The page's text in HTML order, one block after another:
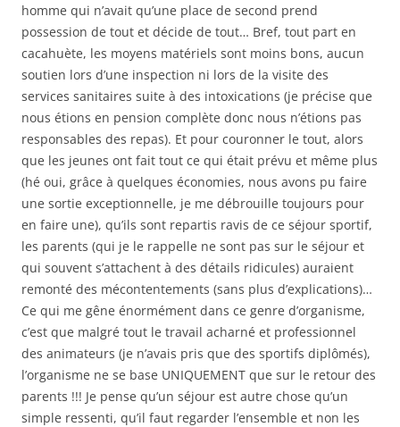
homme qui n’avait qu’une place de second prend
possession de tout et décide de tout… Bref, tout part en
cacahuète, les moyens matériels sont moins bons, aucun
soutien lors d’une inspection ni lors de la visite des
services sanitaires suite à des intoxications (je précise que
nous étions en pension complète donc nous n’étions pas
responsables des repas). Et pour couronner le tout, alors
que les jeunes ont fait tout ce qui était prévu et même plus
(hé oui, grâce à quelques économies, nous avons pu faire
une sortie exceptionnelle, je me débrouille toujours pour
en faire une), qu’ils sont repartis ravis de ce séjour sportif,
les parents (qui je le rappelle ne sont pas sur le séjour et
qui souvent s’attachent à des détails ridicules) auraient
remonté des mécontentements (sans plus d’explications)…
Ce qui me gêne énormément dans ce genre d’organisme,
c’est que malgré tout le travail acharné et professionnel
des animateurs (je n’avais pris que des sportifs diplômés),
l’organisme ne se base UNIQUEMENT que sur le retour des
parents !!! Je pense qu’un séjour est autre chose qu’un
simple ressenti, qu’il faut regarder l’ensemble et non les